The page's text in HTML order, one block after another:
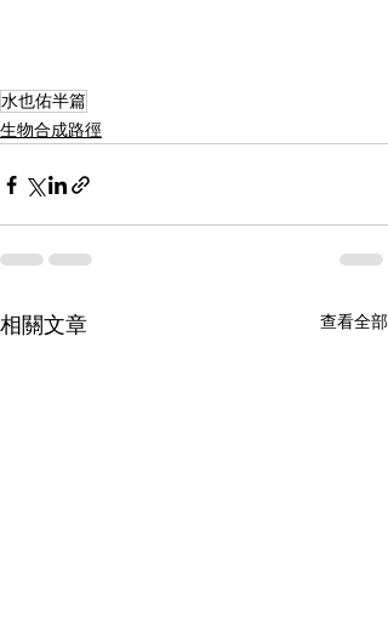
水也佑半篇
生物合成路徑
相關文章 查看全部